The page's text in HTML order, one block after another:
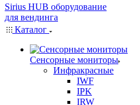
Sirius HUB оборудование
для вендинга
Каталог
Сенсорные мониторы
Инфракрасные
IWF
IPK
IRW